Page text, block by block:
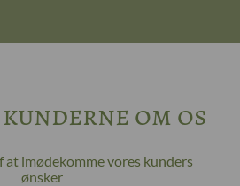
om os
at imødekomme vores kunders
ønsker